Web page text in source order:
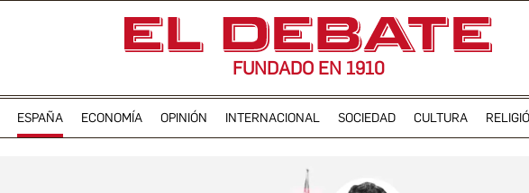
FUNDADO EN 1910
ESPAÑA ECONOMÍA OPINIÓN INTERNACIONAL SOCIEDAD CULTURA